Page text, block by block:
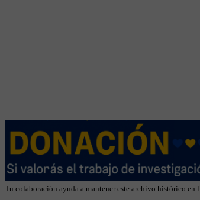
Tu colaboración ayuda a mantener este archivo histórico en